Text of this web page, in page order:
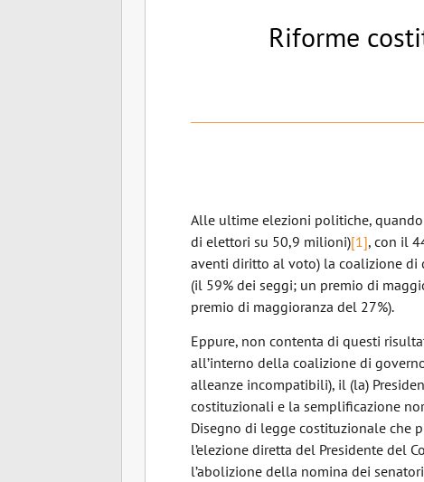
Riforme
Alle ultime elezioni politiche,
di elettori su 50,9 milioni)[1], con il
aventi diritto al voto) la coalizione di
(il 59% dei seggi; un premio di
premio di maggioranza del 27%).
Eppure, non contenta di questi
all’interno della coalizione di
alleanze incompatibili), il (la)
costituzionali e la semplificazione
Disegno di legge costituzionale che
l’elezione diretta del Presidente del
l’abolizione della nomina dei